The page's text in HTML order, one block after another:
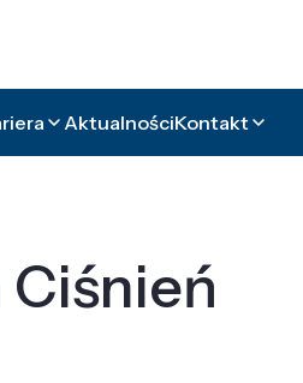
AktualnościKontakt